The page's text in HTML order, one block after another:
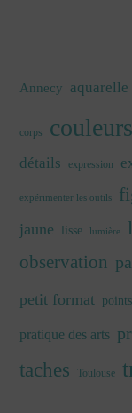
Annecy aquarelle
corps couleurs
détails expression
expérimenter les outils
jaune lisse lumière
observation
petit format points
pratique des arts
taches Toulouse